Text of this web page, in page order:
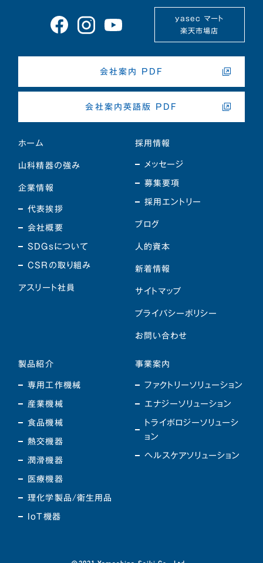
yasec マート
楽天市場店
会社案内 PDF
会社案内英語版 PDF
ホーム
山科精器の強み
企業情報
代表挨拶
会社概要
SDGsについて
CSRの取り組み
アスリート社員
事業案内
ファクトリーソリューション
エナジーソリューション
トライボロジーソリューシ
ョン
ヘルスケアソリューション
製品紹介
専用工作機械
産業機械
食品機械
熱交機器
潤滑機器
医療機器
理化学製品/衛生用品
IoT機器
採用情報
メッセージ
募集要項
採用エントリー
ブログ
人的資本
新着情報
サイトマップ
プライバシーポリシー
お問い合わせ